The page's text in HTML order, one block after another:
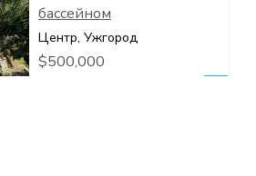
бассейном
Центр, Ужгород
$500,000